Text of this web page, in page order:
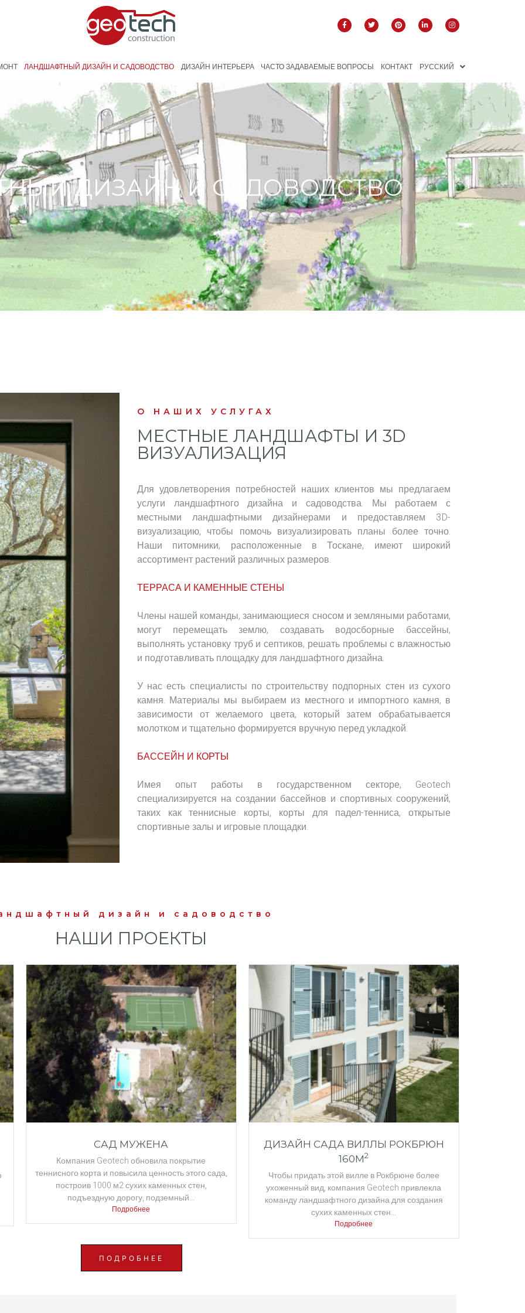
ЛАНДШАФТНЫЙ ДИЗАЙН И САДОВОДСТВО ДИЗАЙН ИНТЕРЬЕРА ЧАСТО ЗАДАВАЕМЫЕ ВОПРОСЫ КОНТАКТ РУССКИЙ
ДИЗАЙН И САДОВОДСТВО
О НАШИХ УСЛУГАХ
МЕСТНЫЕ ЛАНДШАФТЫ И 3D
ВИЗУАЛИЗАЦИЯ
Для удовлетворения потребностей наших клиентов мы предлагаем
услуги ландшафтного дизайна и садоводства. Мы работаем с
местными ландшафтными дизайнерами и предоставляем 3D-
визуализацию, чтобы помочь визуализировать планы более точно.
Наши питомники, расположенные в Тоскане, имеют широкий
ассортимент растений различных размеров.
ТЕРРАСА И КАМЕННЫЕ СТЕНЫ
Члены нашей команды, занимающиеся сносом и земляными работами,
могут перемещать землю, создавать водосборные бассейны,
выполнять установку труб и септиков, решать проблемы с влажностью
и подготавливать площадку для ландшафтного дизайна.
У нас есть специалисты по строительству подпорных стен из сухого
камня. Материалы мы выбираем из местного и импортного камня, в
зависимости от желаемого цвета, который затем обрабатывается
молотком и тщательно формируется вручную перед укладкой.
БАССЕЙН И КОРТЫ
Имея опыт работы в государственном секторе, Geotech
специализируется на создании бассейнов и спортивных сооружений,
таких как теннисные корты, корты для падел-тенниса, открытые
спортивные залы и игровые площадки.
дизайн и садоводство
НАШИ ПРОЕКТЫ
САД МУЖЕНА
Компания Geotech обновила покрытие
теннисного корта и повысила ценность этого сада,
построив 1000 м2 сухих каменных стен,
подъездную дорогу, подземный...
Подробнее
ДИЗАЙН САДА ВИЛЛЫ РОКБРЮН
160M2
Чтобы придать этой вилле в Рокбрюне более
ухоженный вид, компания Geotech привлекла
команду ландшафтного дизайна для создания
сухих каменных стен...
Подробнее
ПОДРОБНЕЕ